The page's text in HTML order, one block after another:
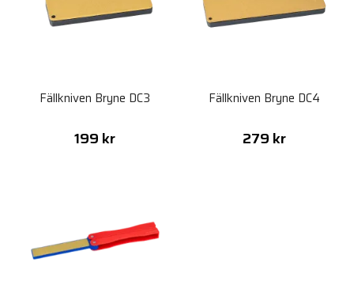
Fällkniven Bryne DC3
199 kr
Fällkniven Bryne DC4
279 kr